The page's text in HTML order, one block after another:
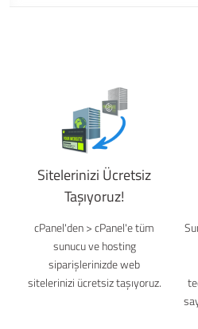
Sitelerinizi Ücretsiz
Taşıyoruz!
cPanel'den > cPanel'e tüm
sunucu ve hosting
siparişlerinizde web
sitelerinizi ücretsiz taşıyoruz.